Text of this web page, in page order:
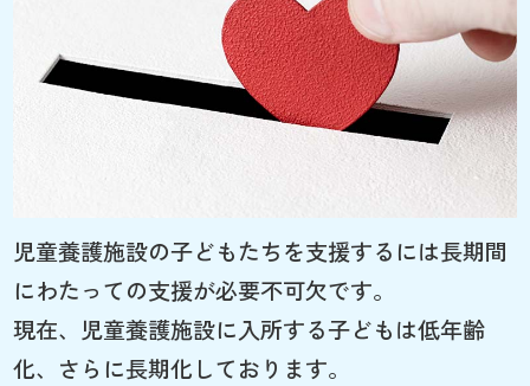
児童養護施設の子どもたちを支援するには長期間
にわたっての支援が必要不可欠です。
現在、児童養護施設に入所する子どもは低年齢
化、さらに長期化しております。